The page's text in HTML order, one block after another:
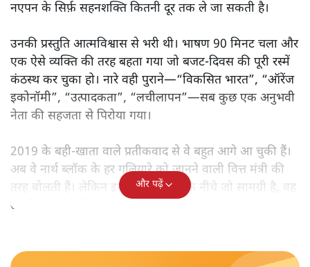
नएपन के सिर्फ़ सहनशक्ति कितनी दूर तक ले जा सकती है।
उनकी प्रस्तुति आत्मविश्वास से भरी थी। भाषण 90 मिनट चला और
एक ऐसे व्यक्ति की तरह बहता गया जो बजट‑दिवस की पूरी रस्में
कंठस्थ कर चुका हो। नारे वही पुराने—“विकसित भारत”, “ऑरेंज
इकोनॉमी”, “उत्पादकता”, “लचीलापन”—सब कुछ एक अनुभवी
नेता की सहजता से पिरोया गया।
2019 के बही‑खाता वाले प्रतीकवाद से वे बहुत आगे आ चुकी हैं।
अब वे नार्थ ब्लॉक के हर गलियारे को जानने वाली वित्त मंत्री की
तरह बोलती हैं। लेकिन इस आत्मविश्वास के नीचे जो सामग्री है, वह
उतनी ही अनुमानित और दोहराव भरी।
और पढ़ें